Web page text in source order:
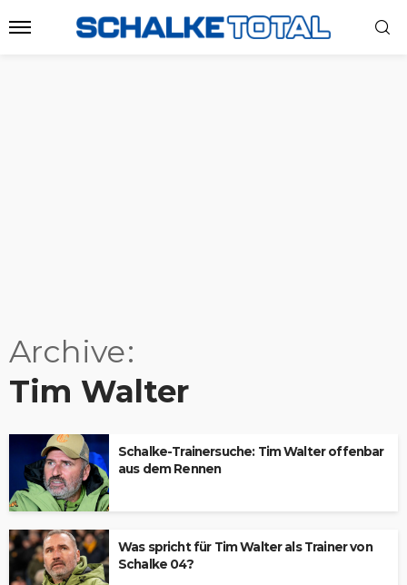
Archive
Tim Walter
Schalke-Trainersuche: Tim Walter offenbar
aus dem Rennen
Was spricht für Tim Walter als Trainer von
Schalke 04?